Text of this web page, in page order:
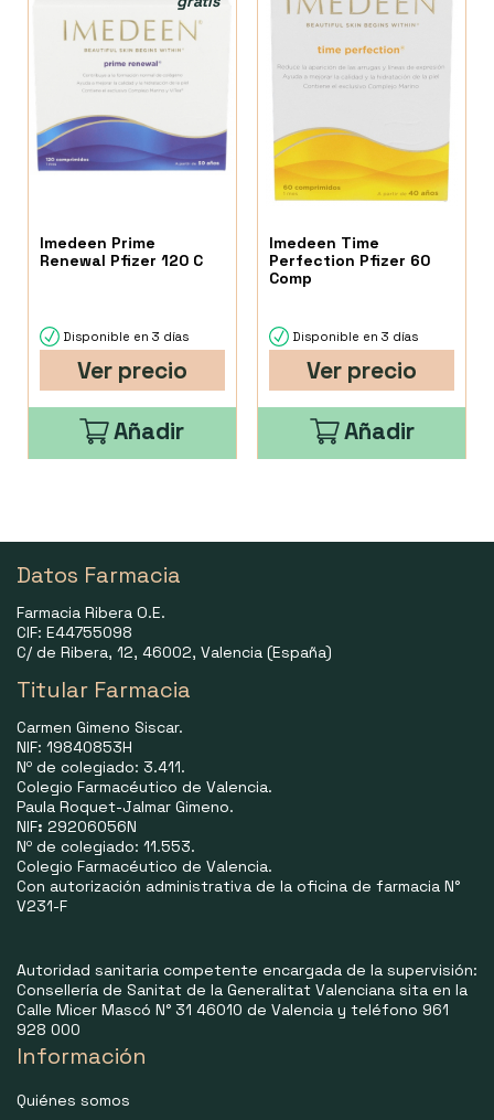
Imedeen Prime
Renewal Pfizer 120 C
Disponible en 3 días
Ver precio
Añadir
Imedeen Time
Perfection Pfizer 60
Comp
Disponible en 3 días
Ver precio
Añadir
Datos Farmacia
Farmacia Ribera O.E.
CIF: E44755098
C/ de Ribera, 12, 46002, Valencia (España)
Titular Farmacia
Carmen Gimeno Siscar.
NIF: 19840853H
Nº de colegiado: 3.411.
Colegio Farmacéutico de Valencia.
Paula Roquet-Jalmar Gimeno.
NIF: 29206056N
Nº de colegiado: 11.553.
Colegio Farmacéutico de Valencia.
Con autorización administrativa de la oficina de farmacia N°
V231-F
Autoridad sanitaria competente encargada de la supervisión:
Consellería de Sanitat de la Generalitat Valenciana sita en la
Calle Micer Mascó N° 31 46010 de Valencia y teléfono 961
928 000
Información
Quiénes somos